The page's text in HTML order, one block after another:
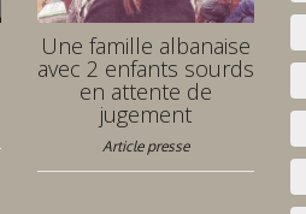
Une famille albanaise
avec 2 enfants sourds
en attente de
jugement
Article presse